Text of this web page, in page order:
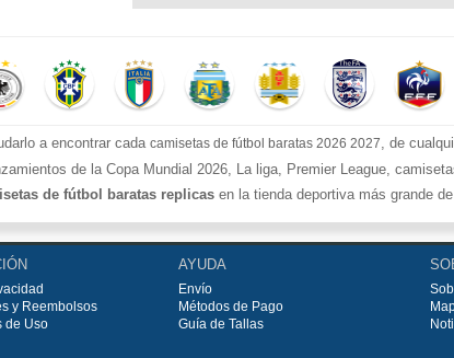
a encontrar cada camisetas de fútbol baratas 2026 2027, de
de la Copa Mundial 2026, La liga, Premier League,
de fútbol baratas replicas en la tienda deportiva más grande
todo a los precios más bajos!
gran selección decamisetas de fútbol, ​​Pantalones, equipaciones,
gratuito en pedidos superiores a €99.
y Reembolsos
de Uso
AYUDA
Envío
Métodos de Pago
Guía de Tallas